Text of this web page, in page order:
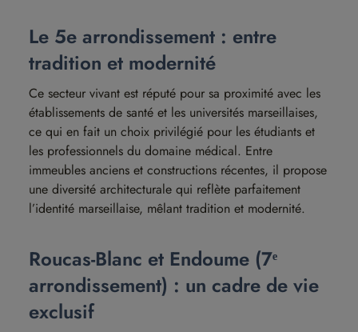
Le 5e arrondissement : entre
tradition et modernité
Ce secteur vivant est réputé pour sa proximité avec les
établissements de santé et les universités marseillaises,
ce qui en fait un choix privilégié pour les étudiants et
les professionnels du domaine médical. Entre
immeubles anciens et constructions récentes, il propose
une diversité architecturale qui reflète parfaitement
l’identité marseillaise, mêlant tradition et modernité.
Roucas-Blanc et Endoume (7ᵉ
arrondissement) : un cadre de vie
exclusif